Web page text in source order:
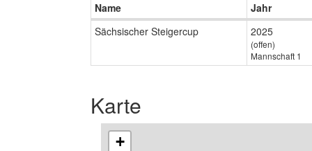
Name
Jahr
Sächsischer Steigercup
2025
(offen)
Mannschaft 1
Karte
+